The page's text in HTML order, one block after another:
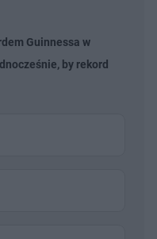
Guinnessa w
by rekord